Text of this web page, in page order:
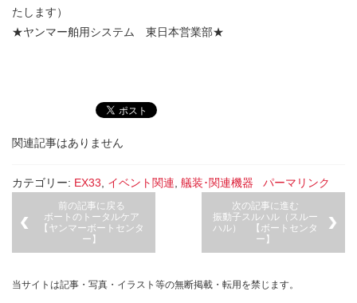
たします）
★ヤンマー舶用システム 東日本営業部★
関連記事はありません
カテゴリー: EX33 イベント関連 艤装･関連機器 パーマリンク
前の記事に戻る
ボートのトータルケア
【ヤンマーボートセンタ
ー】
次の記事に進む
振動子スルハル（スルー
ハル） 【ボートセンタ
ー】
当サイトは記事・写真・イラスト等の無断掲載・転用を禁じます。